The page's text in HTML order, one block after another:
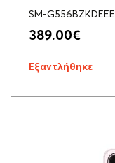
SM-G556BZKDEEE
389.00€
Εξαντλήθηκε